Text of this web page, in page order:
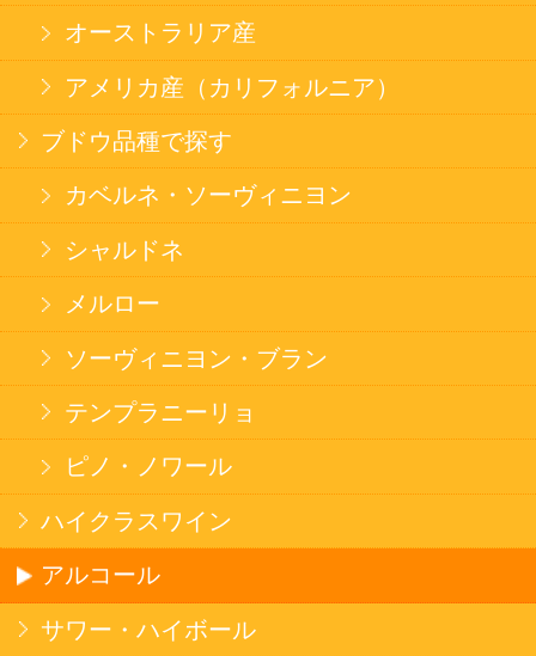
ログイン
セイコーマートHOME
当サイトについて
個人情報保護方針
©Secoma Company, Ltd. 2016 All rights reserved.
20歳未満の方の酒類の購入や、飲酒は法律で禁
じられています。
法令に従って、20歳未満の方への酒類のご注文
はお受けできません。
また、酒類を受取に来られた方が20歳未満の場
合は、酒類のお渡しをお断りしております。
表示：スマートフォン｜
このサイトは、企業の実在証明と通信の暗号化
のため、サイバートラストの
入しています。